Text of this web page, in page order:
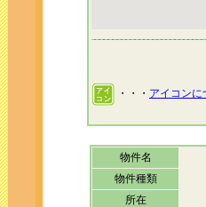
・・・ アイコンに
物件名
物件種類
所在